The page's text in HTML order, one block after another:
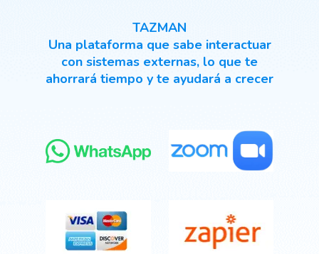
TAZMAN
Una plataforma que sabe interactuar
con sistemas externas, lo que te
ahorrará tiempo y te ayudará a crecer